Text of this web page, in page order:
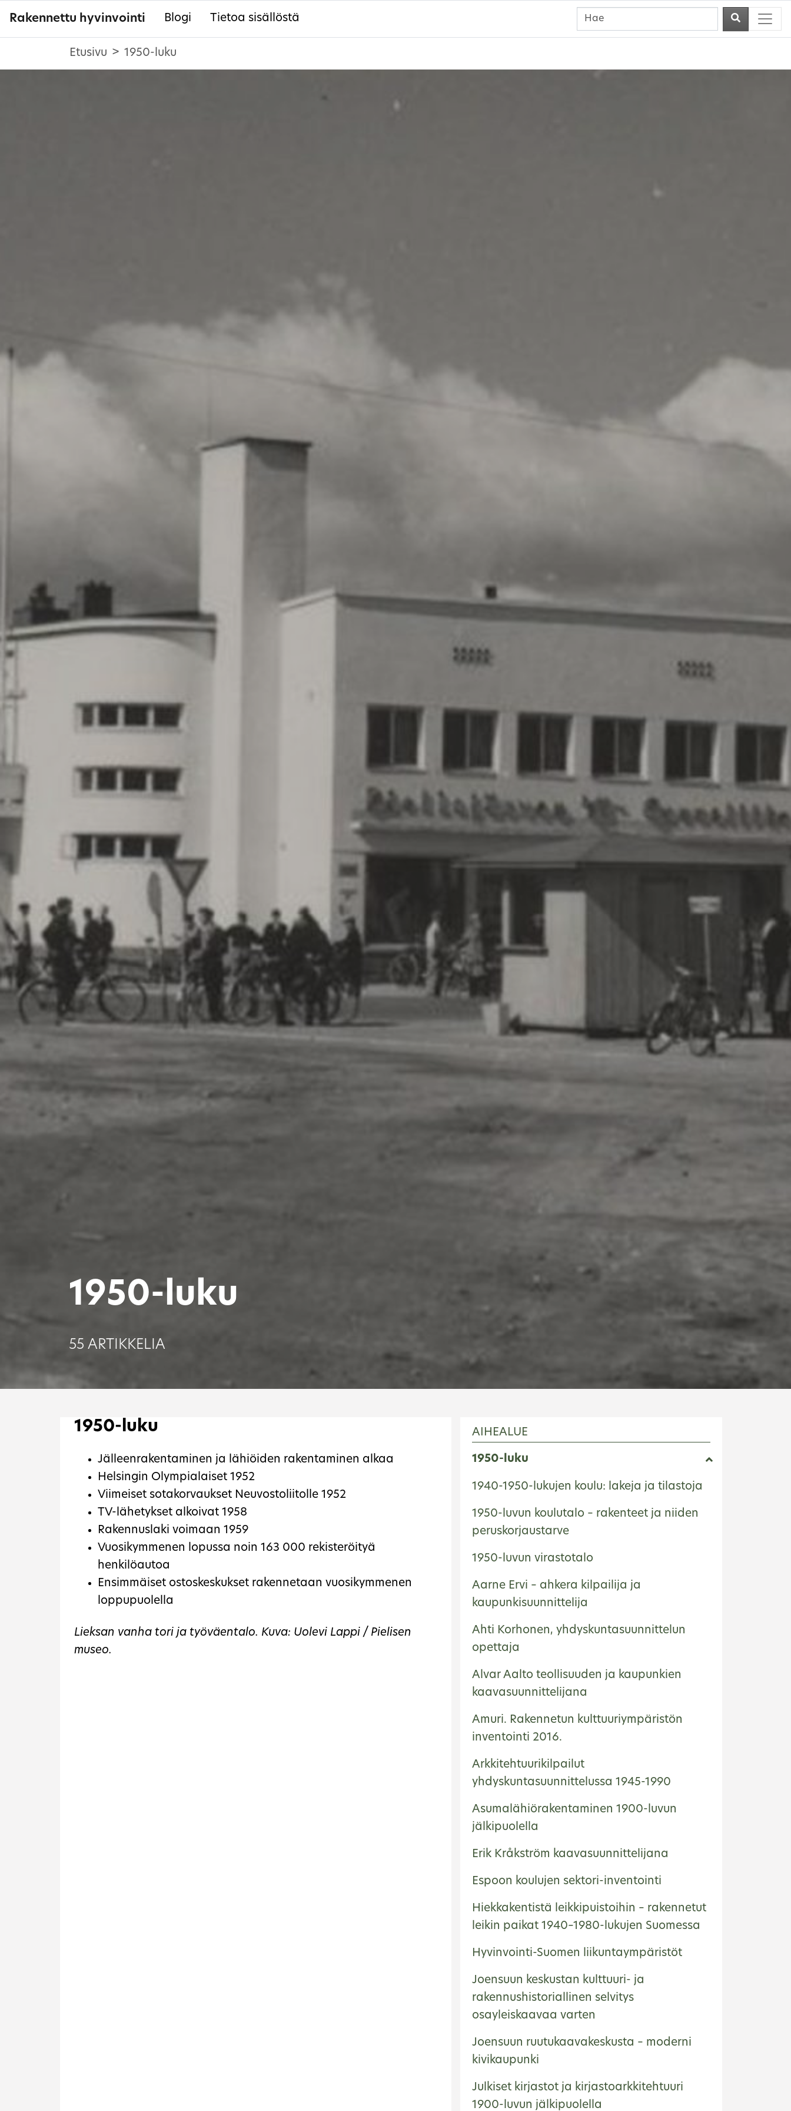
Rakennettu hyvinvointi Blogi Tietoa sisällöstä
Etusivu 1950-luku
1950-luku
55 ARTIKKELIA
1950-luku
Jälleenrakentaminen ja lähiöiden rakentaminen alkaa
Helsingin Olympialaiset 1952
Viimeiset sotakorvaukset Neuvostoliitolle 1952
TV-lähetykset alkoivat 1958
Rakennuslaki voimaan 1959
Vuosikymmenen lopussa noin 163 000 rekisteröityä
henkilöautoa
Ensimmäiset ostoskeskukset rakennetaan vuosikymmenen
loppupuolella
Lieksan vanha tori ja työväentalo. Kuva: Uolevi Lappi / Pielisen
museo.
AIHEALUE
1950-luku
1940-1950-lukujen koulu: lakeja ja tilastoja
1950-luvun koulutalo – rakenteet ja niiden
peruskorjaustarve
1950-luvun virastotalo
Aarne Ervi – ahkera kilpailija ja
kaupunkisuunnittelija
Ahti Korhonen, yhdyskuntasuunnittelun
opettaja
Alvar Aalto teollisuuden ja kaupunkien
kaavasuunnittelijana
Amuri. Rakennetun kulttuuriympäristön
inventointi 2016.
Arkkitehtuurikilpailut
yhdyskuntasuunnittelussa 1945-1990
Asumalähiörakentaminen 1900-luvun
jälkipuolella
Erik Kråkström kaavasuunnittelijana
Espoon koulujen sektori-inventointi
Hiekkakentistä leikkipuistoihin – rakennetut
leikin paikat 1940–1980-lukujen Suomessa
Hyvinvointi-Suomen liikuntaympäristöt
Joensuun keskustan kulttuuri- ja
rakennushistoriallinen selvitys
osayleiskaavaa varten
Joensuun ruutukaavakeskusta – moderni
kivikaupunki
Julkiset kirjastot ja kirjastoarkkitehtuuri
1900-luvun jälkipuolella